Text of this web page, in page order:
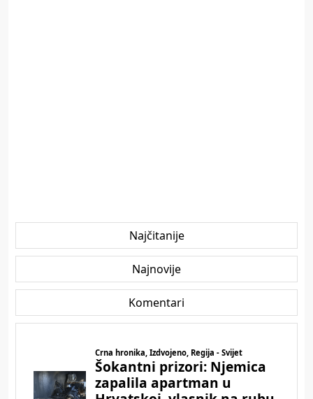
Najčitanije
Najnovije
Komentari